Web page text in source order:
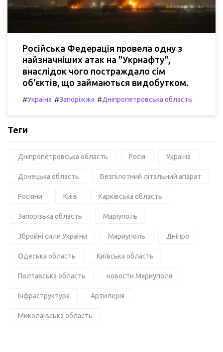
Російська Федерація провела одну з
найзначніших атак на "Укрнафту",
внаслідок чого постраждало сім
об'єктів, що займаються видобутком.
#Україна #Запоріжжя #Дніпропетровська область
Теги
Дніпропетровська область Росія Україна
Донецька область Безпілотний літальний апарат
Росіяни Київ Харківська область
Запорізька область Маріуполь
Збройні сили України Мариуполь Дніпро
Одеська область Київська область
Полтавська область новости Мариуполя
Інфраструктура Артилерія
Миколаївська область